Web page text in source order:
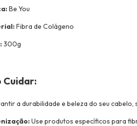
Be You
Fibra de Colágeno
300g
Cuidar:
a durabilidade e beleza do seu cabelo,
Use produtos específicos para